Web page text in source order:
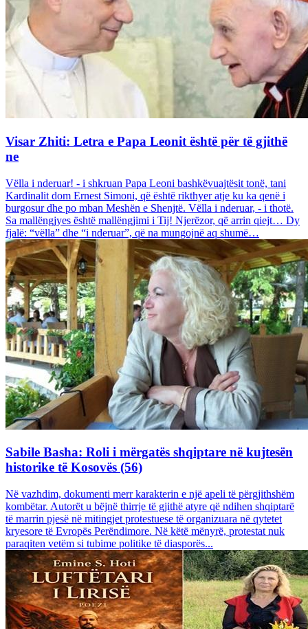
Visar Zhiti: Letra e Papa Leonit është për të gjithë
ne
Vëlla i nderuar! - i shkruan Papa Leoni bashkëvuajtësit tonë, tani
Kardinalit dom Ernest Simoni, që është rikthyer atje ku ka qenë i
burgosur dhe po mban Meshën e Shenjtë. Vëlla i nderuar, - i thotë.
Sa mallëngjyes është mallëngjimi i Tij! Njerëzor, që arrin qiejt… Dy
fjalë: “vëlla” dhe “i nderuar”, që na mungojnë aq shumë…
Sabile Basha: Roli i mërgatës shqiptare në kujtesën
historike të Kosovës (56)
Në vazhdim, dokumenti merr karakterin e një apeli të përgjithshëm
kombëtar. Autorët u bëjnë thirrje të gjithë atyre që ndihen shqiptarë
të marrin pjesë në mitingjet protestuese të organizuara në qytetet
kryesore të Evropës Perëndimore. Në këtë mënyrë, protestat nuk
paraqiten vetëm si tubime politike të diasporës...